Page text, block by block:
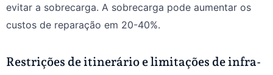
evitar a sobrecarga. A sobrecarga pode aumentar os
custos de reparação em 20-40%.
Restrições de itinerário e limitações de infra-